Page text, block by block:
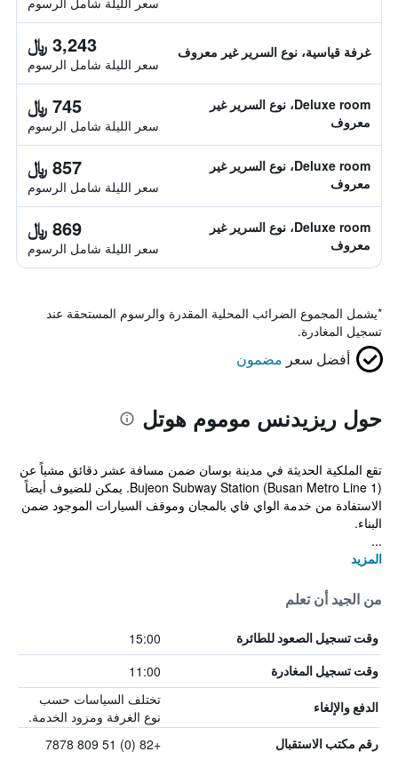
غرفة قياسية، نوع السرير غير معروف 3,243 ﷼
سعر الليلة شامل الرسوم
Deluxe room، نوع السرير غير
معروف
745 ﷼
سعر الليلة شامل الرسوم
Deluxe room، نوع السرير غير
معروف
857 ﷼
سعر الليلة شامل الرسوم
Deluxe room، نوع السرير غير
معروف
869 ﷼
سعر الليلة شامل الرسوم
*يشمل المجموع الضرائب المحلية المقدرة والرسوم المستحقة عند
تسجيل المغادرة.
أفضل سعر مضمون
حول ريزيدنس موموم هوتل
تقع الملكية الحديثة في مدينة بوسان ضمن مسافة عشر دقائق مشياً عن
Bujeon Subway Station (Busan Metro Line 1). يمكن للضيوف أيضاً
الاستفادة من خدمة الواي فاي بالمجان وموقف السيارات الموجود ضمن
البناء.
...
المزيد
من الجيد أن تعلم
وقت تسجيل الصعود للطائرة 15:00
وقت تسجيل المغادرة 11:00
الدفع والإلغاء
تختلف السياسات حسب
نوع الغرفة ومزود الخدمة.
رقم مكتب الاستقبال +82 (0) 51 809 7878